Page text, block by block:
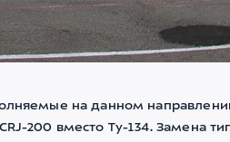
на данном
200 вместо Ту-134. Замена